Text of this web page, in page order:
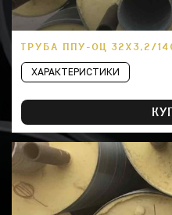
ТРУБА ППУ-ОЦ 32Х3,2/
ХАРАКТЕРИСТИКИ